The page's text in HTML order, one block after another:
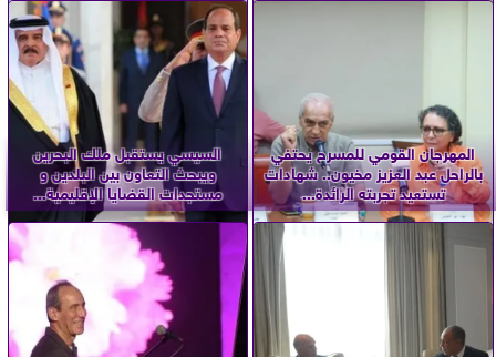
المهرجان القومي للمسرح يحتفي
بالراحل عبد العزيز مخيون.. شهادات
تستعيد تجربته الرائدة...
السيسي يستقبل ملك البحرين
ويبحث التعاون بين البلدين و
مستجدات القضايا الإقليمية...